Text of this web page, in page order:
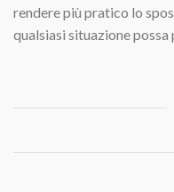
rendere più pratico lo
qualsiasi situazione possa